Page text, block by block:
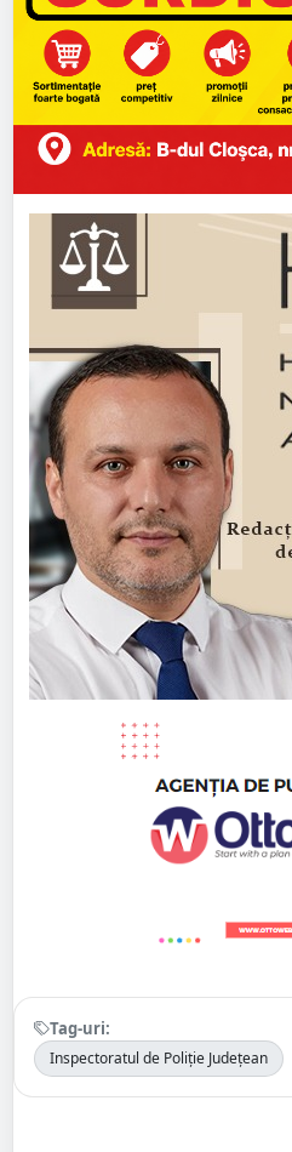
Tag-uri:
Inspectoratul de Poliție Județean